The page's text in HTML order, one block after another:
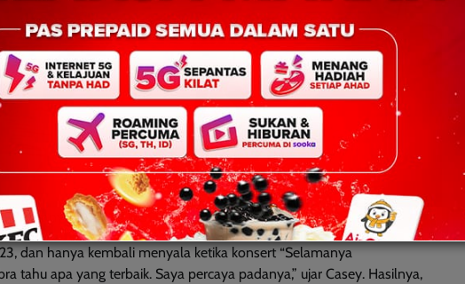
Penyanyi SUSUMANGOD
dan hanya kembali menyala ketika konsert “Selamanya
tahu apa yang terbaik. Saya percaya padanya,” ujar Casey. Hasilnya,